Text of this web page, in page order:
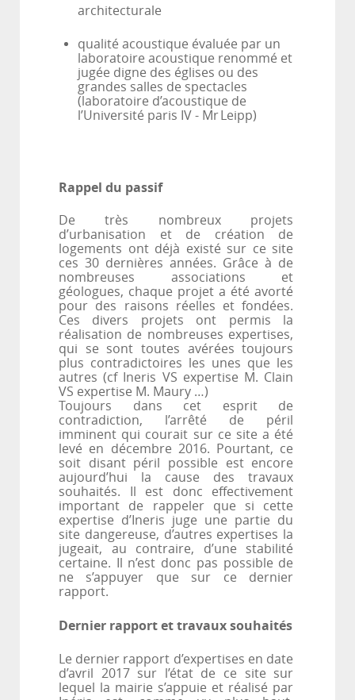
architecturale
qualité acoustique évaluée par un
laboratoire acoustique renommé et
jugée digne des églises ou des
grandes salles de spectacles
(laboratoire d’acoustique de
l’Université paris IV - MrLeipp)
Rappel du passif
De très nombreux projets
d’urbanisation et de création de
logements ont déjà existé sur ce site
ces 30 dernières années. Grâce à de
nombreuses associations et
géologues, chaque projet a été avorté
pour des raisons réelles et fondées.
Ces divers projets ont permis la
réalisation de nombreuses expertises,
qui se sont toutes avérées toujours
plus contradictoires les unes que les
autres (cf Ineris VS expertise M. Clain
VS expertise M. Maury …)
Toujours dans cet esprit de
contradiction, l’arrêté de péril
imminent qui courait sur ce site a été
levé en décembre 2016. Pourtant, ce
soit disant péril possible est encore
aujourd’hui la cause des travaux
souhaités. Il est donc effectivement
important de rappeler que si cette
expertise d’Ineris juge une partie du
site dangereuse, d’autres expertises la
jugeait, au contraire, d’une stabilité
certaine. Il n’est donc pas possible de
ne s’appuyer que sur ce dernier
rapport.
Dernier rapport et travaux souhaités
Le dernier rapport d’expertises en date
d’avril 2017 sur l’état de ce site sur
lequel la mairie s’appuie et réalisé par